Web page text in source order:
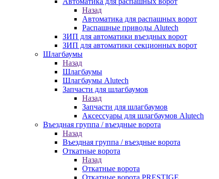
Назад
Автоматика для распашных ворот
Распашные приводы Alutech
ЗИП для автоматики въездных ворот
ЗИП для автоматики секционных ворот
Шлагбаумы
Назад
Шлагбаумы
Шлагбаумы Alutech
Запчасти для шлагбаумов
Назад
Запчасти для шлагбаумов
Аксессуары для шлагбаумов Alutech
Въездная группа / въездные ворота
Назад
Въездная группа / въездные ворота
Откатные ворота
Назад
Откатные ворота
Откатные ворота PRESTIGE